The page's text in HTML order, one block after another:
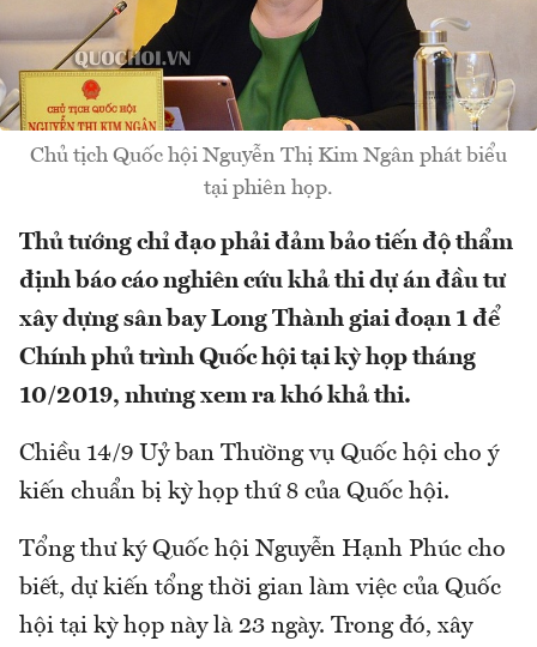
Chủ tịch Quốc hội Nguyễn Thị Kim Ngân phát biểu
tại phiên họp.
Thủ tướng chỉ đạo phải đảm bảo tiến độ thẩm
định báo cáo nghiên cứu khả thi dự án đầu tư
xây dựng sân bay Long Thành giai đoạn 1 để
Chính phủ trình Quốc hội tại kỳ họp tháng
10/2019, nhưng xem ra khó khả thi.
Chiều 14/9 Uỷ ban Thường vụ Quốc hội cho ý
kiến chuẩn bị kỳ họp thứ 8 của Quốc hội.
Tổng thư ký Quốc hội Nguyễn Hạnh Phúc cho
biết, dự kiến tổng thời gian làm việc của Quốc
hội tại kỳ họp này là 23 ngày. Trong đó, xây